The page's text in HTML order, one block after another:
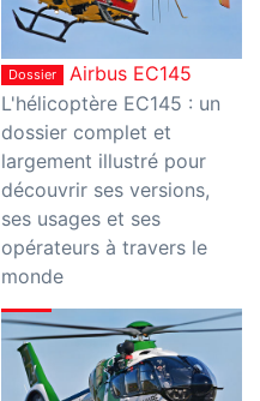
Dossier
Airbus EC145
L'hélicoptère EC145 : un
dossier complet et
largement illustré pour
découvrir ses versions,
ses usages et ses
opérateurs à travers le
monde